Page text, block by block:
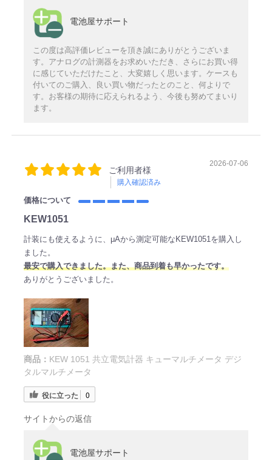
電池屋サポート
この度は高評価レビューを頂き誠にありがとうございま
す。アナログの計測器をお求めいただき、さらにお買い得
に感じていただけたこと、大変嬉しく思います。ケースも
付いてのご購入、良い買い物だったとのこと、何よりで
す。お客様の期待に応えられるよう、今後も努めてまいり
ます。
ご利用者様
購入確認済み
2026-07-06
価格について
KEW1051
計装にも使えるように、μAから測定可能なKEW1051を購入し
ました。
最安で購入できました。また、商品到着も早かったです。
ありがとうございました。
商品： KEW 1051 共立電気計器 キューマルチメータ デジ
タルマルチメータ
役に立った 0
サイトからの返信
電池屋サポート